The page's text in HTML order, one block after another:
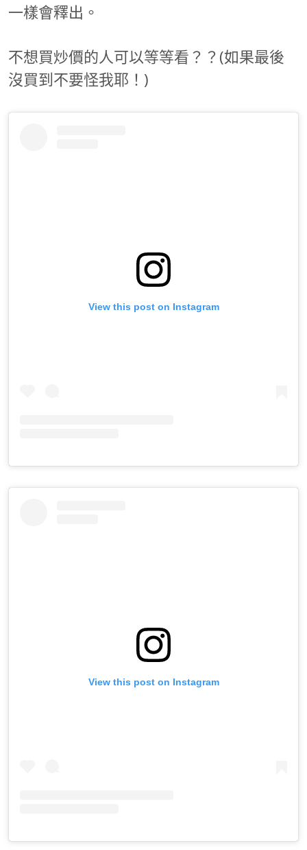
一樣會釋出。
不想買炒價的人可以等等看？？(如果最後
沒買到不要怪我耶！)
View this post on Instagram
View this post on Instagram